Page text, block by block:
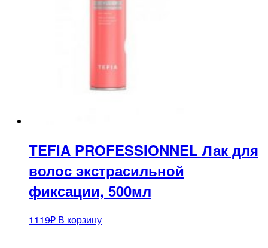
TEFIA PROFESSIONNEL Лак для
волос экстрасильной
фиксации, 500мл
1119₽ В корзину